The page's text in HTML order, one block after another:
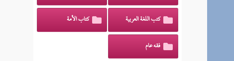
كتب اللغة العربية كتاب الأمة
فقه عام